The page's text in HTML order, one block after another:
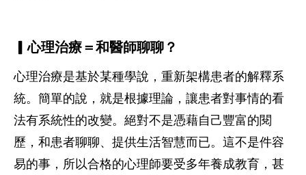
▎心理治療＝和醫師聊聊？
心理治療是基於某種學說，重新架構患者的解釋系
統。簡單的說，就是根據理論，讓患者對事情的看
法有系統性的改變。絕對不是憑藉自己豐富的閱
歷，和患者聊聊、提供生活智慧而已。這不是件容
易的事，所以合格的心理師要受多年養成教育，甚